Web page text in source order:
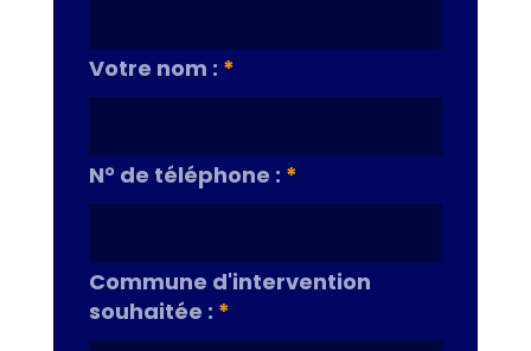
Votre nom : *
N° de téléphone : *
Commune d'intervention
souhaitée : *